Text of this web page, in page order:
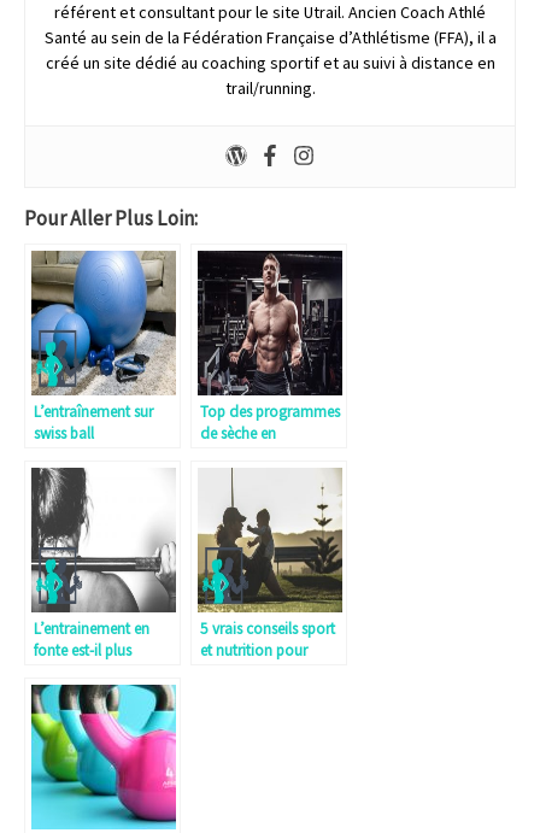
référent et consultant pour le site Utrail. Ancien Coach Athlé
Santé au sein de la Fédération Française d’Athlétisme (FFA), il a
créé un site dédié au coaching sportif et au suivi à distance en
trail/running.
Pour Aller Plus Loin:
L’entraînement sur
swiss ball
Top des programmes
de sèche en
L’entrainement en
fonte est-il plus
l’entrainement au
poids de corps ?
5 vrais conseils sport
et nutrition pour